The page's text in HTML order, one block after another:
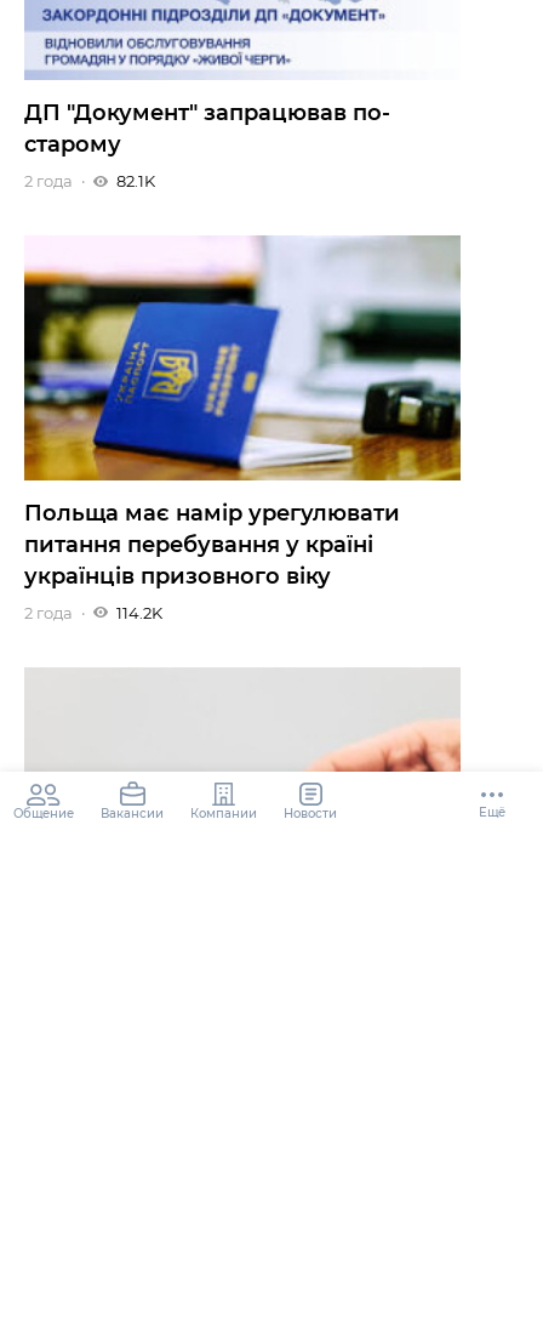
ДП "Документ" запрацював по-
старому
2 года 82.1K
Польща має намір урегулювати
питання перебування у країні
українців призовного віку
2 года 114.2K
Общение Вакансии Компании Новости Ещё